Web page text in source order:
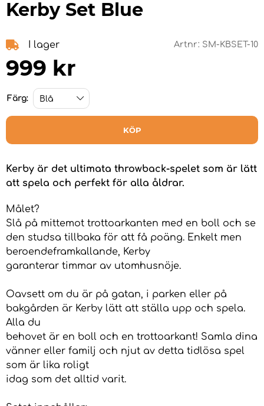
Kerby Set Blue
I lager Artnr: SM-KBSET-10
999 kr
Färg:
KÖP
Kerby är det ultimata throwback-spelet som är lätt
att spela och perfekt för alla åldrar.
Målet?
Slå på mittemot trottoarkanten med en boll och se
den studsa tillbaka för att få poäng. Enkelt men
beroendeframkallande, Kerby
garanterar timmar av utomhusnöje.
Oavsett om du är på gatan, i parken eller på
bakgården är Kerby lätt att ställa upp och spela.
Alla du
behovet är en boll och en trottoarkant! Samla dina
vänner eller familj och njut av detta tidlösa spel
som är lika roligt
idag som det alltid varit.